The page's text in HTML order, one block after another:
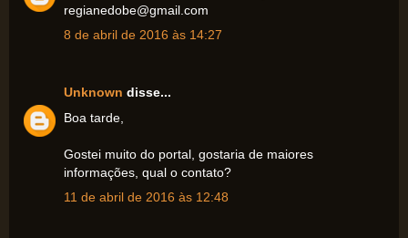
regianedobe@gmail.com
8 de abril de 2016 às 14:27
Unknown disse...
Boa tarde,
Gostei muito do portal, gostaria de maiores
informações, qual o contato?
11 de abril de 2016 às 12:48